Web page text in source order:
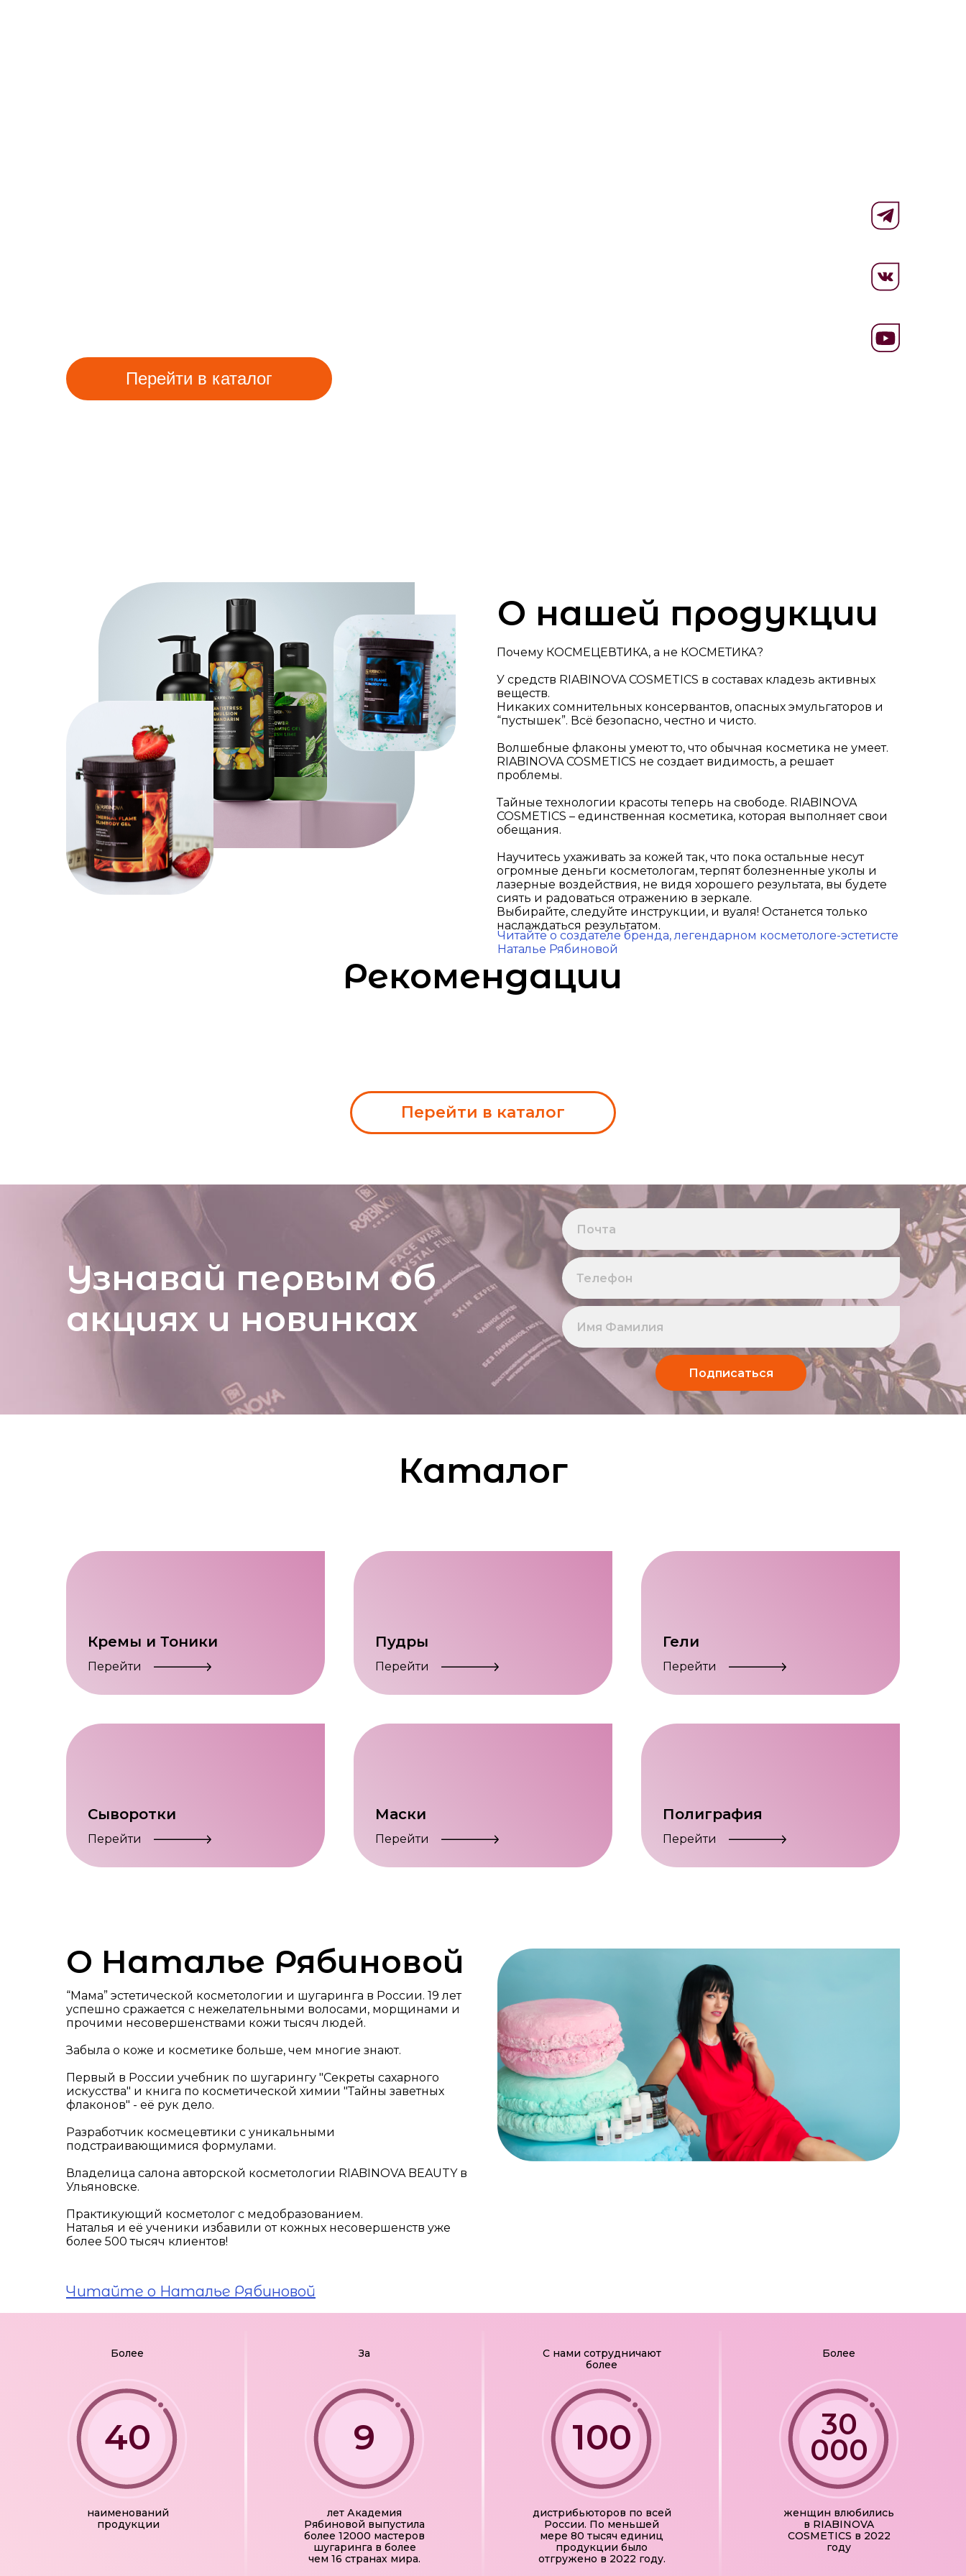
Перейти в каталог
О нашей продукции
Почему КОСМЕЦЕВТИКА, а не КОСМЕТИКА?
У средств RIABINOVA COSMETICS в составах кладезь активных
веществ.
Никаких сомнительных консервантов, опасных эмульгаторов и
“пустышек”. Всё безопасно, честно и чисто.
Волшебные флаконы умеют то, что обычная косметика не умеет.
RIABINOVA COSMETICS не создает видимость, а решает
проблемы.
Тайные технологии красоты теперь на свободе. RIABINOVA
COSMETICS – единственная косметика, которая выполняет свои
обещания.
Научитесь ухаживать за кожей так, что пока остальные несут
огромные деньги косметологам, терпят болезненные уколы и
лазерные воздействия, не видя хорошего результата, вы будете
сиять и радоваться отражению в зеркале.
Выбирайте, следуйте инструкции, и вуаля! Останется только
наслаждаться результатом.
Читайте о создателе бренда, легендарном косметологе-эстетисте
Наталье Рябиновой
Рекомендации
Перейти в каталог
Узнавай первым об
акциях и новинках
Подписаться
Каталог
Кремы и Тоники
Перейти
Пудры
Перейти
Гели
Перейти
Сыворотки
Перейти
Маски
Перейти
Полиграфия
Перейти
О Наталье Рябиновой
“Мама” эстетической косметологии и шугаринга в России. 19 лет
успешно сражается с нежелательными волосами, морщинами и
прочими несовершенствами кожи тысяч людей.
Забыла о коже и косметике больше, чем многие знают.
Первый в России учебник по шугарингу "Секреты сахарного
искусства" и книга по косметической химии "Тайны заветных
флаконов" - её рук дело.
Разработчик космецевтики с уникальными
подстраивающимися формулами.
Владелица салона авторской косметологии RIABINOVA BEAUTY в
Ульяновске.
Практикующий косметолог с медобразованием.
Наталья и её ученики избавили от кожных несовершенств уже
более 500 тысяч клиентов!
Читайте о Наталье Рябиновой
40 9 100 30
000
Более За
С нами сотрудничают
более
Более
наименований
продукции
лет Академия
Рябиновой выпустила
более 12000 мастеров
шугаринга в более
чем 16 странах мира.
дистрибьюторов по всей
России. По меньшей
мере 80 тысяч единиц
продукции было
отгружено в 2022 году.
женщин влюбились
в RIABINOVA
COSMETICS в 2022
году